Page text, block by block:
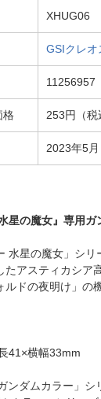
XHUG06
GSIクレ
11256957
格 253円（税
2023年5月
星の魔女』専用
水星の魔女」シリ
アスティカシア
ドの夜明け」の
41×横幅33mm
ダムカラー」シ